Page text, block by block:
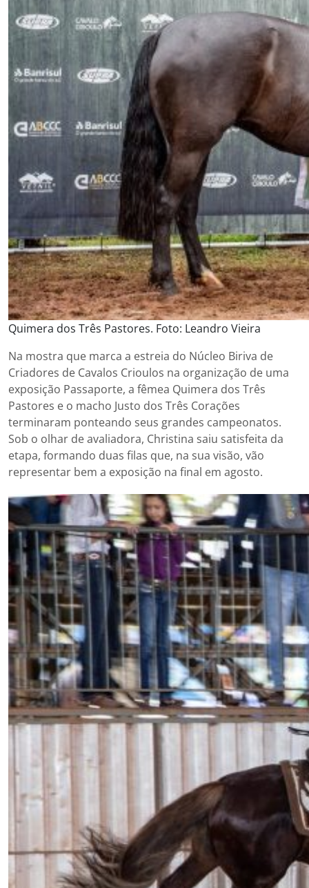
Quimera dos Três Pastores. Foto: Leandro Vieira
Na mostra que marca a estreia do Núcleo Biriva de
Criadores de Cavalos Crioulos na organização de uma
exposição Passaporte, a fêmea Quimera dos Três
Pastores e o macho Justo dos Três Corações
terminaram ponteando seus grandes campeonatos.
Sob o olhar de avaliadora, Christina saiu satisfeita da
etapa, formando duas filas que, na sua visão, vão
representar bem a exposição na final em agosto.